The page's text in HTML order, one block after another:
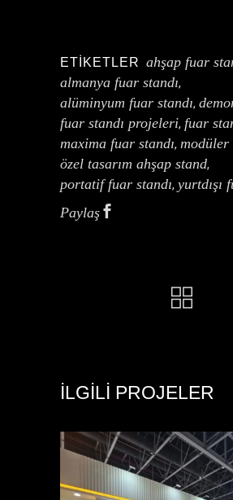
ETIKETLER ahşap fuar
almanya fuar standı,
alüminyum fuar standı,
fuar standı projeleri, fuar
maxima fuar standı, modüler
özel tasarım ahşap stand,
portatif fuar standı, yurtdışı
Paylaş
İLGILI PROJELER